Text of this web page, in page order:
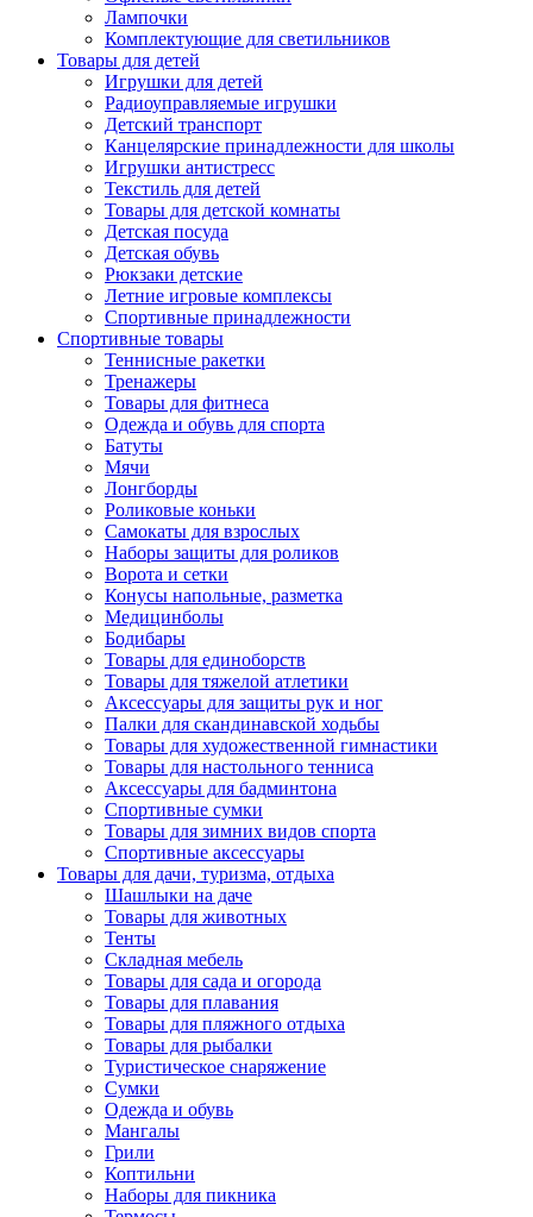
Лампочки
Комплектующие для светильников
Товары для детей
Игрушки для детей
Радиоуправляемые игрушки
Детский транспорт
Канцелярские принадлежности для школы
Игрушки антистресс
Текстиль для детей
Товары для детской комнаты
Детская посуда
Детская обувь
Рюкзаки детские
Летние игровые комплексы
Спортивные принадлежности
Спортивные товары
Теннисные ракетки
Тренажеры
Товары для фитнеса
Одежда и обувь для спорта
Батуты
Мячи
Лонгборды
Роликовые коньки
Самокаты для взрослых
Наборы защиты для роликов
Ворота и сетки
Конусы напольные, разметка
Медицинболы
Бодибары
Товары для единоборств
Товары для тяжелой атлетики
Аксессуары для защиты рук и ног
Палки для скандинавской ходьбы
Товары для художественной гимнастики
Товары для настольного тенниса
Аксессуары для бадминтона
Спортивные сумки
Товары для зимних видов спорта
Спортивные аксессуары
Товары для дачи, туризма, отдыха
Шашлыки на даче
Товары для животных
Тенты
Складная мебель
Товары для сада и огорода
Товары для плавания
Товары для пляжного отдыха
Товары для рыбалки
Туристическое снаряжение
Сумки
Одежда и обувь
Мангалы
Грили
Коптильни
Наборы для пикника